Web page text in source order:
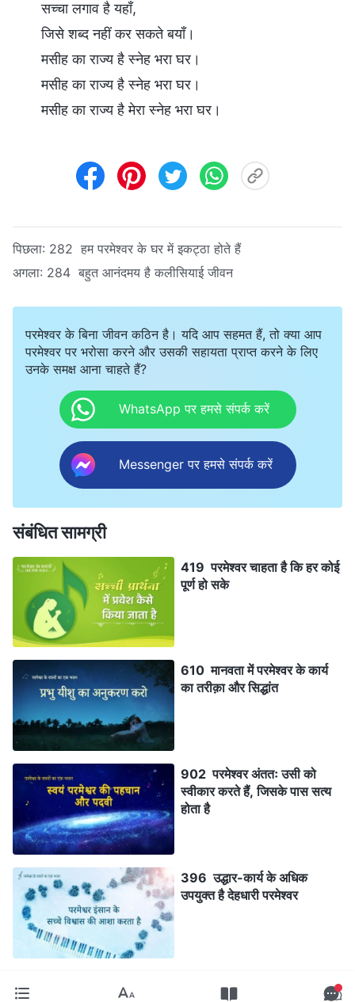
सच्चा लगाव है यहाँ,
जिसे शब्द नहीं कर सकते बयाँ।
मसीह का राज्य है स्नेह भरा घर।
मसीह का राज्य है स्नेह भरा घर।
मसीह का राज्य है मेरा स्नेह भरा घर।
पिछला: 282 हम परमेश्वर के घर में इकट्ठा होते हैं
अगला: 284 बहुत आनंदमय है कलीसियाई जीवन
परमेश्वर के बिना जीवन कठिन है। यदि आप सहमत हैं, तो क्या आप
परमेश्वर पर भरोसा करने और उसकी सहायता प्राप्त करने के लिए
उनके समक्ष आना चाहते हैं?
WhatsApp पर हमसे संपर्क करें
Messenger पर हमसे संपर्क करें
संबंधित सामग्री
419 परमेश्वर चाहता है कि हर कोई
पूर्ण हो सके
610 मानवता में परमेश्वर के कार्य
का तरीक़ा और सिद्धांत
902 परमेश्वर अंततः उसी को
स्वीकार करते हैं, जिसके पास सत्य
होता है
396 उद्धार-कार्य के अधिक
उपयुक्त है देहधारी परमेश्वर